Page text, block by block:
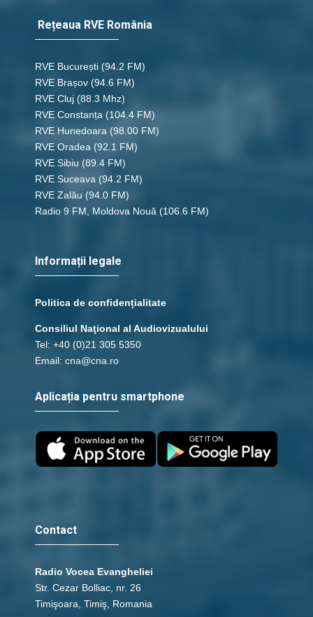
Rețeaua RVE România
RVE București (94.2 FM)
RVE Brașov (94.6 FM)
RVE Cluj (88.3 Mhz)
RVE Constanța (104.4 FM)
RVE Hunedoara (98.00 FM)
RVE Oradea (92.1 FM)
RVE Sibiu (89.4 FM)
RVE Suceava (94.2 FM)
RVE Zalău (94.0 FM)
Radio 9 FM, Moldova Nouă (106.6 FM)
Informații legale
Politica de confidențialitate
Consiliul Naţional al Audiovizualului
Tel: +40 (0)21 305 5350
Email: cna@cna.ro
Aplicația pentru smartphone
Contact
Radio Vocea Evangheliei
Str. Cezar Bolliac, nr. 26
Timişoara, Timiş, Romania